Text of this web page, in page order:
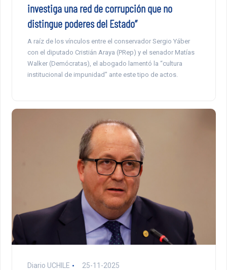
investiga una red de corrupción que no
distingue poderes del Estado”
A raíz de los vínculos entre el conservador Sergio Yáber
con el diputado Cristián Araya (PRep) y el senador Matías
Walker (Demócratas), el abogado lamentó la “cultura
institucional de impunidad” ante este tipo de actos.
Diario UCHILE 25-11-2025